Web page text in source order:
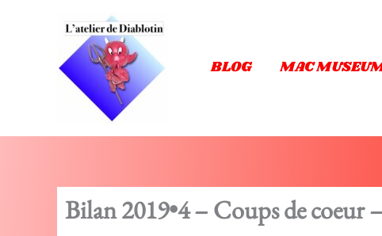
BLOG MAC
Bilan 2019•4 – Coups de coeur